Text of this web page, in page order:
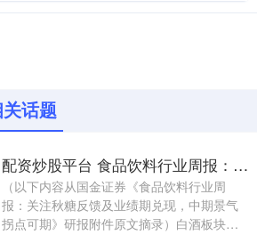
话题
配资炒股平台 食品饮料行业周报：关注秋糖反馈及业绩期兑现，中期景气拐点可期
（以下内容从国金证券《食品饮料行业周
报：关注秋糖反馈及业绩期兑现，中期景气
拐点可期》研报附件原文摘录）白酒板块：